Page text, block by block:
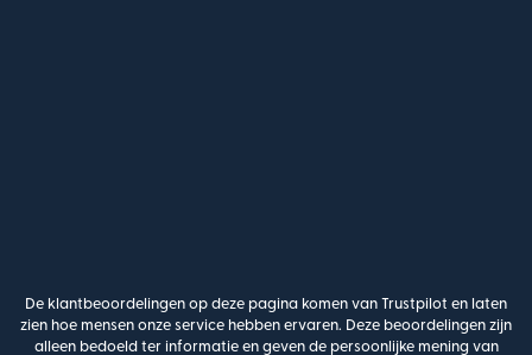
De klantbeoordelingen op deze pagina komen van Trustpilot en laten
zien hoe mensen onze service hebben ervaren. Deze beoordelingen zijn
alleen bedoeld ter informatie en geven de persoonlijke mening van